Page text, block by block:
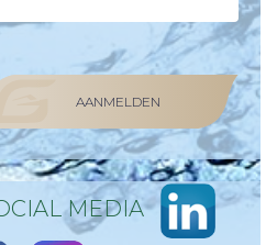
AANMELDEN
MEDIA